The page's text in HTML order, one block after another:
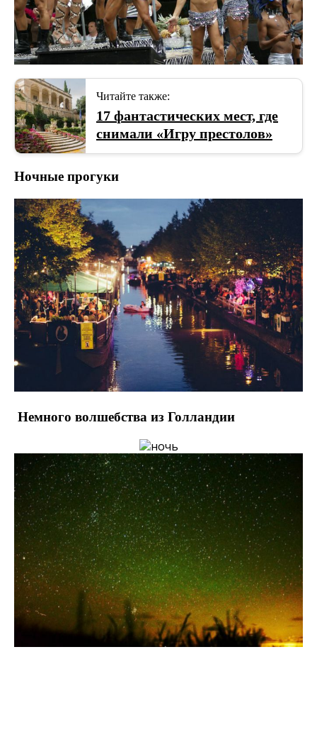
Читайте также:
17 фантастических мест, где
снимали «Игру престолов»
Ночные прогуки
Немного волшебства из Голландии